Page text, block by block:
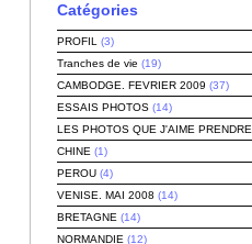
Catégories
PROFIL
(3)
Tranches de vie (19)
CAMBODGE. FEVRIER 2009 (37)
ESSAIS PHOTOS (14)
LES PHOTOS QUE J'AIME PRENDRE
CHINE (1)
PEROU (4)
VENISE. MAI 2008 (14)
BRETAGNE (14)
NORMANDIE (12)